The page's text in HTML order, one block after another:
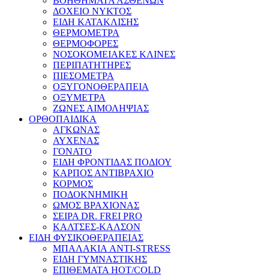
ΔΟΧΕΙΟ ΝΥΚΤΟΣ
ΕΙΔΗ ΚΑΤΑΚΛΙΣΗΣ
ΘΕΡΜΟΜΕΤΡΑ
ΘΕΡΜΟΦΟΡΕΣ
ΝΟΣΟΚΟΜΕΙΑΚΕΣ ΚΛΙΝΕΣ
ΠΕΡΙΠΑΤΗΤΗΡΕΣ
ΠΙΕΣΟΜΕΤΡΑ
ΟΞΥΓΟΝΟΘΕΡΑΠΕΙΑ
ΟΞΥΜΕΤΡΑ
ΖΩΝΕΣ ΑΙΜΟΛΗΨΙΑΣ
ΟΡΘΟΠΑΙΔΙΚΑ
ΑΓΚΩΝΑΣ
ΑΥΧΕΝΑΣ
ΓΟΝΑΤΟ
ΕΙΔΗ ΦΡΟΝΤΙΔΑΣ ΠΟΔΙΟΥ
ΚΑΡΠΟΣ ΑΝΤΙΒΡΑΧΙΟ
ΚΟΡΜΟΣ
ΠΟΔΟΚΝΗΜΙΚΗ
ΩΜΟΣ ΒΡΑΧΙΟΝΑΣ
ΣΕΙΡΑ DR. FREI PRO
ΚΑΛΤΣΕΣ-ΚΑΛΣΟΝ
ΕΙΔΗ ΦΥΣΙΚΟΘΕΡΑΠΕΙΑΣ
ΜΠΑΛΑΚΙΑ ANTI-STRESS
ΕΙΔΗ ΓΥΜΝΑΣΤΙΚΗΣ
ΕΠΙΘΕΜΑΤΑ HOT/COLD